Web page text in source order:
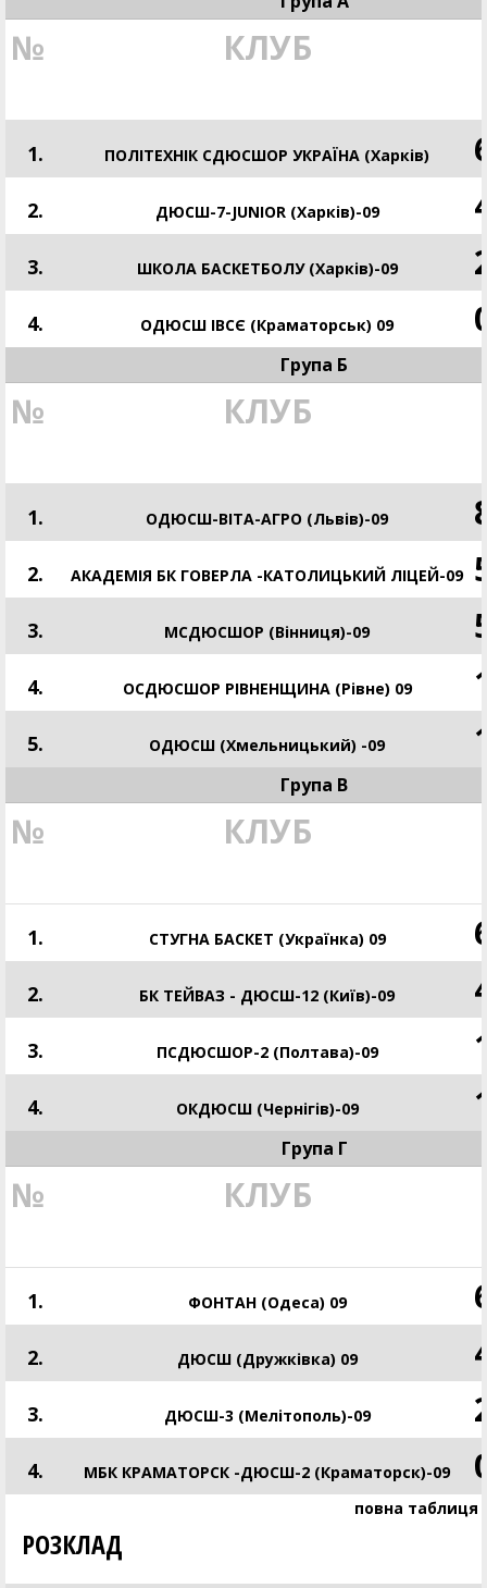
№ КЛУБ
1. ПОЛІТЕХНІК СДЮСШОР УКРАЇНА (Харків)
2. ДЮСШ-7-JUNIOR (Харків)-09
3. ШКОЛА БАСКЕТБОЛУ (Харків)-09
4. ОДЮСШ ІВСЄ (Краматорськ) 09
Група Б
№ КЛУБ
1. ОДЮСШ-ВІТА-АГРО (Львів)-09
2. АКАДЕМІЯ БК ГОВЕРЛА -КАТОЛИЦЬКИЙ ЛІЦЕЙ-09
3. МСДЮСШОР (Вінниця)-09
4. ОСДЮСШОР РІВНЕНЩИНА (Рівне) 09
5. ОДЮСШ (Хмельницький) -09
Група В
№ КЛУБ
1. СТУГНА БАСКЕТ (Українка) 09
2. БК ТЕЙВАЗ - ДЮСШ-12 (Київ)-09
3. ПСДЮСШОР-2 (Полтава)-09
4. ОКДЮСШ (Чернігів)-09
Група Г
№ КЛУБ
1. ФОНТАН (Одеса) 09
2. ДЮСШ (Дружківка) 09
3. ДЮСШ-3 (Мелітополь)-09
4. МБК КРАМАТОРСК -ДЮСШ-2 (Краматорск)-09
повна таблиця
РОЗКЛАД